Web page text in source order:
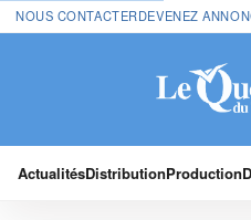
NOUS CONTACTERDEVENEZ
ActualitésDistributionProduction